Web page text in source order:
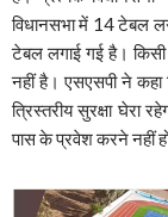
विधानसभा में 14 टेबल
टेबल लगाई गई है। किसी
नहीं है। एसएसपी ने कहा
त्रिस्तरीय सुरक्षा घेरा
पास के प्रवेश करने नहीं